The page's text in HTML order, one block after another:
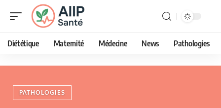
Diététique Maternité Médecine News Pathologies
PATHOLOGIES